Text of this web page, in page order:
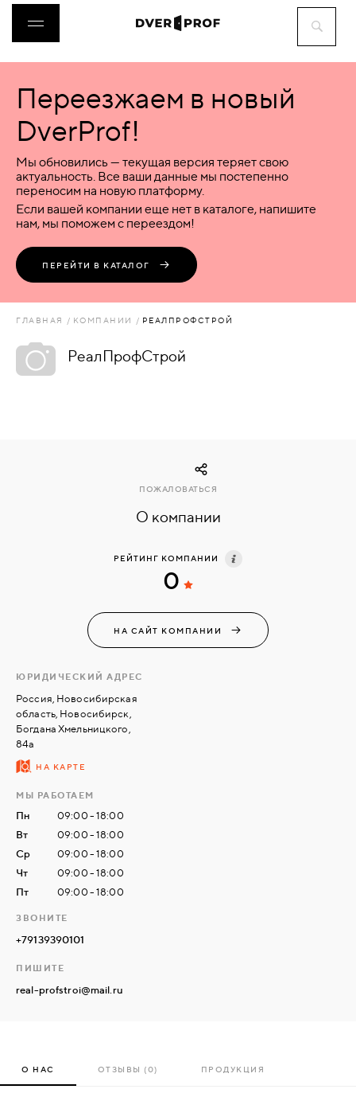
ДВЕРИ
ФУРНИТУРА
ВОРОТА
ПЕРЕГОРОДКИ
АКСЕССУАРЫ
ЗАВКИ
СТАТЬИ
С
ВОЙТИ
МОСКВА
Переезжаем в новый
DverProf!
Мы обновились — текущая версия теряет свою
актуальность. Все ваши данные мы постепенно
переносим на новую платформу.
Если вашей компании еще нет в каталоге, напишите
нам, мы поможем с переездом!
ПЕРЕЙТИ В КАТАЛОГ
ГЛАВНАЯ КОМПАНИИ РЕАЛПРОФСТРОЙ
РеалПрофСтрой
О компании
ПОЖАЛОВАТЬСЯ
РЕЙТИНГ КОМПАНИИ
0
НА САЙТ КОМПАНИИ
ЮРИДИЧЕСКИЙ АДРЕС
Россия, Новосибирская
область, Новосибирск,
Богдана Хмельницкого,
84а
НА КАРТЕ
МЫ РАБОТАЕМ
Пн
09:00 - 18:00
Вт
09:00 - 18:00
Ср
09:00 - 18:00
Чт
09:00 - 18:00
Пт
09:00 - 18:00
ЗВОНИТЕ
+79139390101
ПИШИТЕ
real-profstroi@mail.ru
О НАС ОТЗЫВЫ (0) ПРОДУКЦИЯ